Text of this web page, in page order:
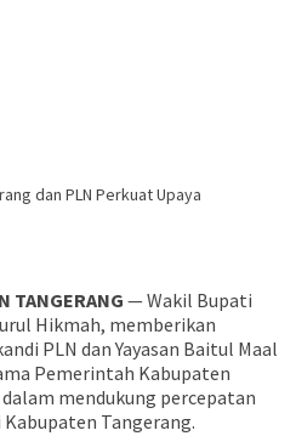
dan PLN Perkuat Upaya
TANGERANG — Wakil Bupati
Hikmah, memberikan
PLN dan Yayasan Baitul Maal
Pemerintah Kabupaten
dalam mendukung percepatan
Tangerang.